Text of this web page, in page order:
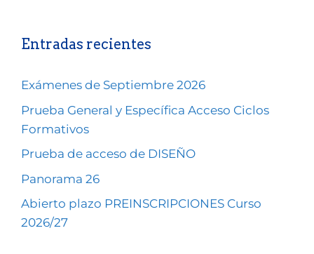
Entradas recientes
Exámenes de Septiembre 2026
Prueba General y Específica Acceso Ciclos
Formativos
Prueba de acceso de DISEÑO
Panorama 26
Abierto plazo PREINSCRIPCIONES Curso
2026/27